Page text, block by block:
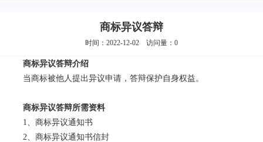
商标异议答辩
时间：2022-12-02 访问量： 0
商标异议答辩介绍
当商标被他人提出异议申请，答辩保护自身权益。
商标异议答辩所需资料
1、商标异议通知书
2、商标异议通知书信封